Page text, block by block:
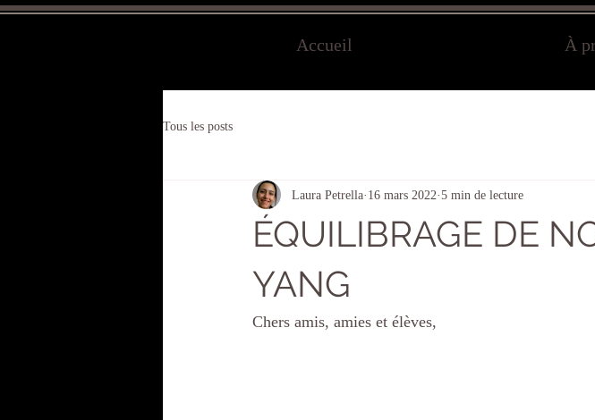
Accueil À
Tous les posts
ÉQUILIBRAGE DE
YANG
Laura Petrella 16 mars 2022 5 min de lecture
Chers amis, amies et élèves,